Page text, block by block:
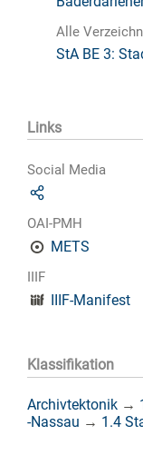
Alle
StA BE 3:
Links
Social Media
OAI-PMH
METS
IIIF
IIIF-Manifest
Klassifikation
Archivtektonik →
-Nassau → 1.4